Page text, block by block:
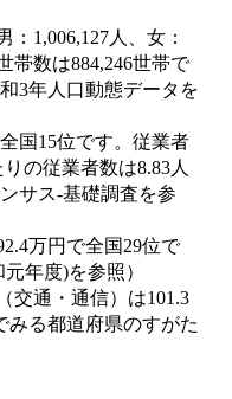
1,006,127人、女：
帯数は884,246世帯で
3年人口動態データを
国15位です。従業者
の従業者数は8.83人
サス‐基礎調査を参
万円で全国29位で
年度)を参照）
交通・通信）は101.3
みる都道府県のすがた